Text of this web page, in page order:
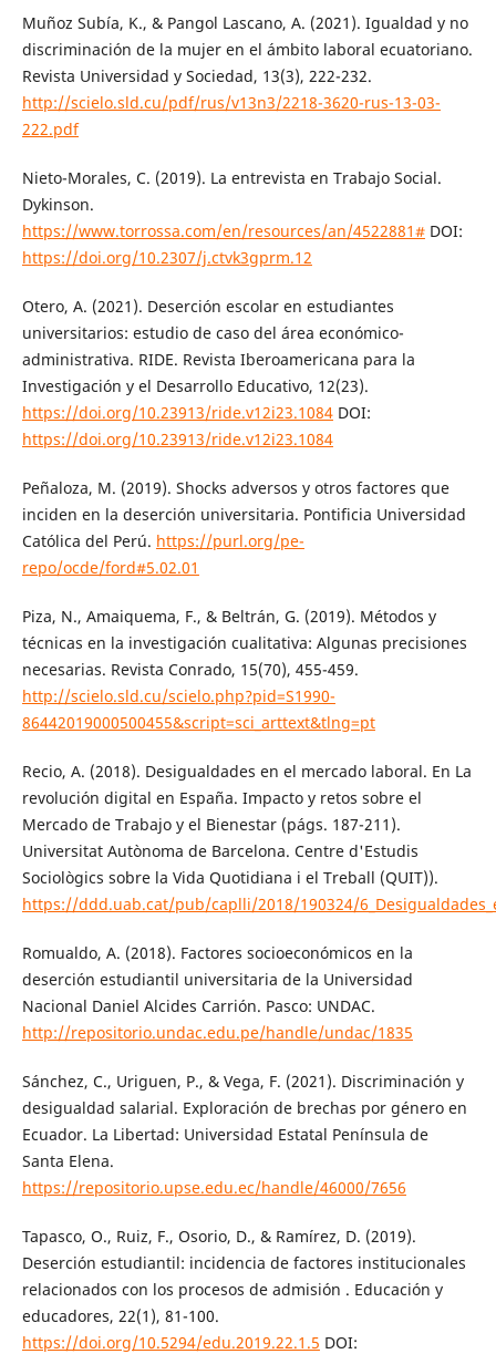
Muñoz Subía, K., & Pangol Lascano, A. (2021). Igualdad y no
discriminación de la mujer en el ámbito laboral ecuatoriano.
Revista Universidad y Sociedad, 13(3), 222-232.
http://scielo.sld.cu/pdf/rus/v13n3/2218-3620-rus-13-03-
222.pdf
Nieto-Morales, C. (2019). La entrevista en Trabajo Social.
Dykinson.
https://www.torrossa.com/en/resources/an/4522881#DOI:
https://doi.org/10.2307/j.ctvk3gprm.12
Otero, A. (2021). Deserción escolar en estudiantes
universitarios: estudio de caso del área económico-
administrativa. RIDE. Revista Iberoamericana para la
Investigación y el Desarrollo Educativo, 12(23).
https://doi.org/10.23913/ride.v12i23.1084DOI:
https://doi.org/10.23913/ride.v12i23.1084
Peñaloza, M. (2019). Shocks adversos y otros factores que
inciden en la deserción universitaria. Pontificia Universidad
Católica del Perú. https://purl.org/pe-
repo/ocde/ford#5.02.01
Piza, N., Amaiquema, F., & Beltrán, G. (2019). Métodos y
técnicas en la investigación cualitativa: Algunas precisiones
necesarias. Revista Conrado, 15(70), 455-459.
http://scielo.sld.cu/scielo.php?pid=S1990-
86442019000500455&script=sci_arttext&tlng=pt
Recio, A. (2018). Desigualdades en el mercado laboral. En La
revolución digital en España. Impacto y retos sobre el
Mercado de Trabajo y el Bienestar (págs. 187-211).
Universitat Autònoma de Barcelona. Centre d'Estudis
Sociològics sobre la Vida Quotidiana i el Treball (QUIT)).
https://ddd.uab.cat/pub/caplli/2018/190324/
Romualdo, A. (2018). Factores socioeconómicos en la
deserción estudiantil universitaria de la Universidad
Nacional Daniel Alcides Carrión. Pasco: UNDAC.
http://repositorio.undac.edu.pe/handle/undac/1835
Sánchez, C., Uriguen, P., & Vega, F. (2021). Discriminación y
desigualdad salarial. Exploración de brechas por género en
Ecuador. La Libertad: Universidad Estatal Península de
Santa Elena.
https://repositorio.upse.edu.ec/handle/46000/7656
Tapasco, O., Ruiz, F., Osorio, D., & Ramírez, D. (2019).
Deserción estudiantil: incidencia de factores institucionales
relacionados con los procesos de admisión . Educación y
educadores, 22(1), 81-100.
https://doi.org/10.5294/edu.2019.22.1.5 DOI: